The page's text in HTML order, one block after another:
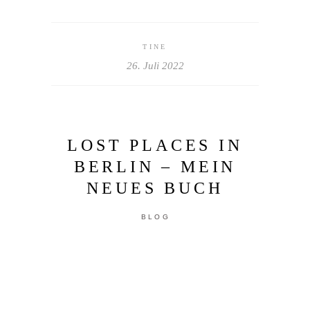
TINE
26. Juli 2022
LOST PLACES IN
BERLIN – MEIN
NEUES BUCH
BLOG